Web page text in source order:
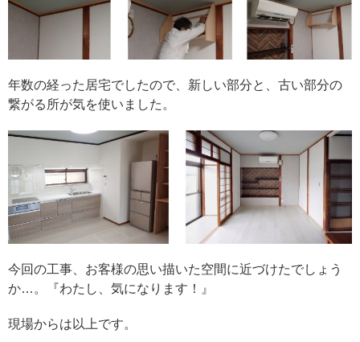
年数の経った居宅でしたので、新しい部分と、古い部分の
繋がる所が気を使いました。
今回の工事、お客様の思い描いた空間に近づけたでしょう
か…。『わたし、気になります！』
現場からは以上です。